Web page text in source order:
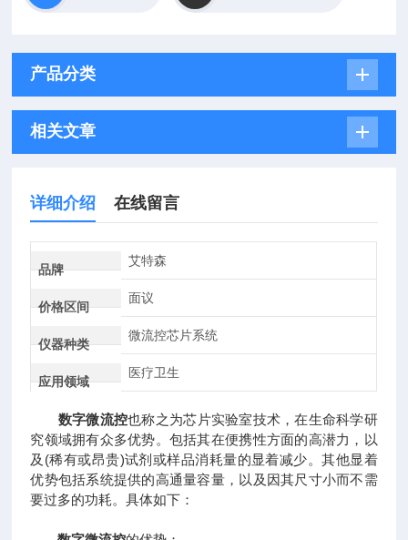
产品分类
相关文章
详细介绍 在线留言
品牌
艾特森
价格区间
面议
仪器种类
微流控芯片系统
应用领域
医疗卫生
数字微流控也称之为芯片实验室技术，在生命科学研
究领域拥有众多优势。包括其在便携性方面的高潜力，以
及(稀有或昂贵)试剂或样品消耗量的显着减少。其他显着
优势包括系统提供的高通量容量，以及因其尺寸小而不需
要过多的功耗。具体如下：